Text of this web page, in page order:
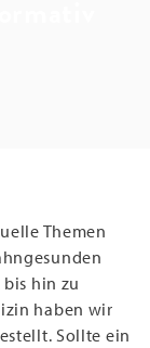
Themen
hin zu
haben wir
Sollte ein